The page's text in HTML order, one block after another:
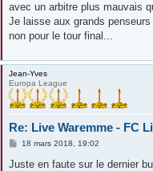
a
g
avec un arbitre plus mauvais
Je laisse aux grands
non pour le tour final...
Jean-Yves
Europa League
Re: Live Waremme - FC
M
s
18 mars 2018, 19:02
Juste en faute sur le dernier